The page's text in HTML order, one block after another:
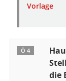
Vorlage
Ö 4
die